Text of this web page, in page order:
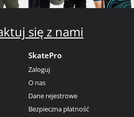
się z nami
SkatePro
Zaloguj
O nas
Dane rejestrowe
Bezpieczna płatność